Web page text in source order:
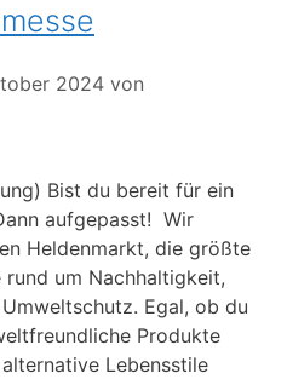
2024 von
Bist du bereit für ein
aufgepasst! Wir
Heldenmarkt, die größte
rund um Nachhaltigkeit,
Egal, ob du
Produkte
Lebensstile